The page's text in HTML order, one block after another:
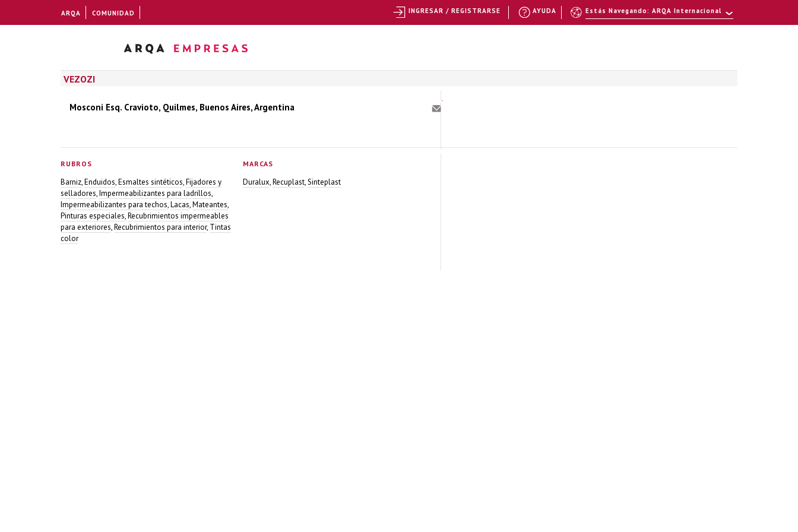
VEZOZI
Mosconi Esq. Cravioto, Quilmes, Buenos Aires, Argentina
RUBROS
Barniz,Enduidos,Esmaltes sintéticos,Fijadores y
selladores,Impermeabilizantes para ladrillos,
Impermeabilizantes para techos,Lacas,Mateantes,
Pinturas especiales,Recubrimientos impermeables
para exteriores,Recubrimientos para interior, Tintas
color
MARCAS
Duralux,Recuplast,Sinteplast
ARQA COMUNIDAD Estás Navegando: ARQA Internacional
AYUDA
INGRESAR / REGISTRARSE